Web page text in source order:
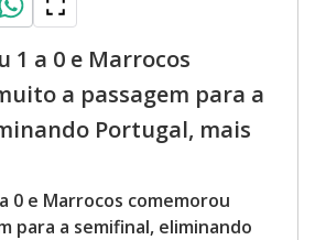
1 a 0 e Marrocos
a passagem para a
Portugal, mais
0 e Marrocos comemorou
para a semifinal, eliminando